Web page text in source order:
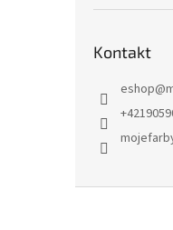
Kontakt
eshop@